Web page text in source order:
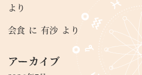
より
会食 に 有沙 より
アーカイブ